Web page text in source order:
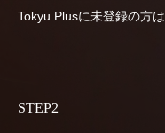
Tokyu Plusに未登録の方は
STEP2